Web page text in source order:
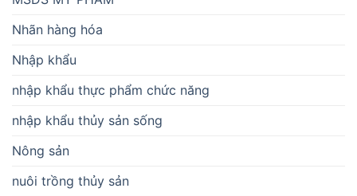
Nhãn hàng hóa
Nhập khẩu
nhập khẩu thực phẩm chức năng
nhập khẩu thủy sản sống
Nông sản
nuôi trồng thủy sản